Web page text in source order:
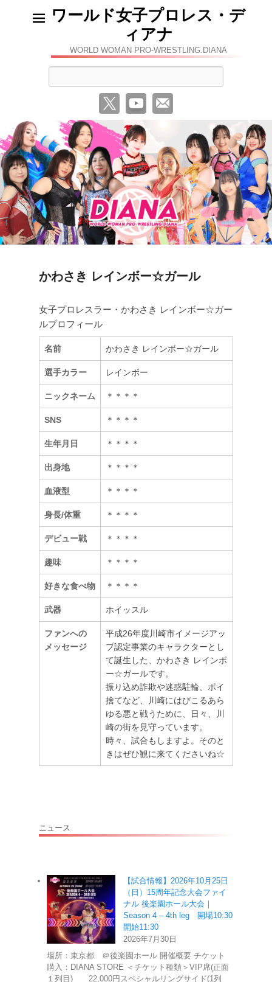
ワールド女子プロレス・デ
ィアナ
WORLD WOMAN PRO-WRESTLING.DIANA
かわさき レインボー☆ガール
0
1
年
7
月
6
日
投
稿
女子プロレスラー・かわさき レインボー☆ガー
ルプロフィール
名前 かわさき レインボー☆ガール
選手カラー レインボー
ニックネーム ＊＊＊＊
SNS ＊＊＊＊
生年月日 ＊＊＊＊
出身地 ＊＊＊＊
血液型 ＊＊＊＊
身長/体重 ＊＊＊＊
デビュー戦 ＊＊＊＊
趣味 ＊＊＊＊
好きな食べ物 ＊＊＊＊
武器 ホイッスル
ファンへの
メッセージ
平成26年度川崎市イメージアッ
プ認定事業のキャラクターとし
て誕生した、かわさき レインボ
ー☆ガールです。
振り込め詐欺や迷惑駐輪、ポイ
捨てなど、川崎にはびこるあら
ゆる悪と戦うために、日々、川
崎の街を見守っています。
時々、試合もしますよ。そのと
きはぜひ観に来てくださいね☆
ニュース
【試合情報】2026年10月25日
（日）15周年記念大会ファイ
ナル 後楽園ホール大会｜
Season 4 – 4th leg 開場10:30
開始11:30
2026年7月30日
場所：東京都 ＠後楽園ホール 開催概要 チケット
購入：DIANA STORE ＜チケット種類＞VIP席(正面
１列目) 22,000円スペシャルリングサイド(1列